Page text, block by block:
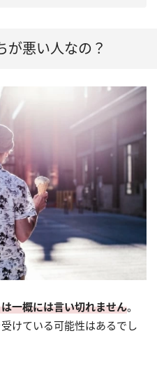
が悪い人なの？
一概には言い切れません。
けている可能性はあるでし